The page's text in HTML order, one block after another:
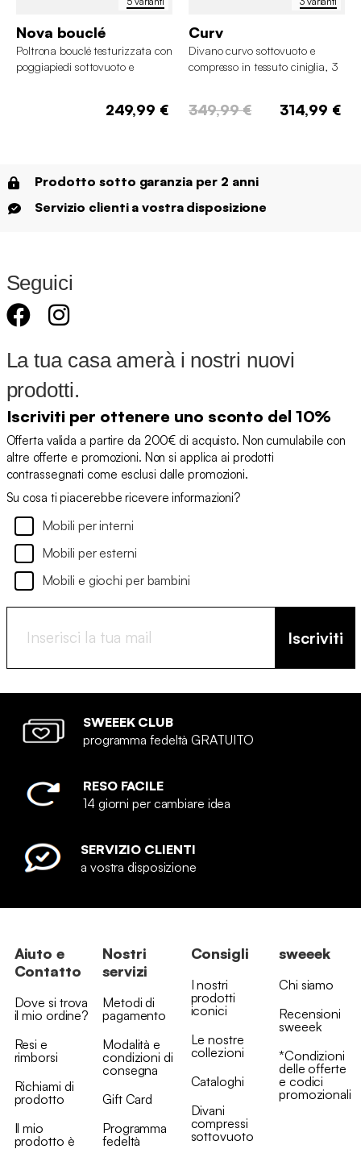
Nova bouclé
Poltrona bouclé testurizzata con
poggiapiedi sottovuoto e
249,99 €
Curv
Divano curvo sottovuoto e
compresso in tessuto ciniglia, 3
349,99 € 314,99 €
Prodotto sotto garanzia per 2 anni
Servizio clienti a vostra disposizione
Seguici
La tua casa amerà i nostri nuovi
prodotti.
Iscriviti per ottenere uno sconto del 10%
Offerta valida a partire da 200€ di acquisto. Non cumulabile con
altre offerte e promozioni. Non si applica ai prodotti
contrassegnati come esclusi dalle promozioni.
Su cosa ti piacerebbe ricevere informazioni?
Mobili per interni
Mobili per esterni
Mobili e giochi per bambini
Iscriviti
SWEEEK CLUB
programma fedeltà GRATUITO
RESO FACILE
14 giorni per cambiare idea
SERVIZIO CLIENTI
a vostra disposizione
Aiuto e
Contatto
Dove si trova
il mio ordine?
Resi e
rimborsi
Richiami di
prodotto
Il mio
prodotto è
Nostri
servizi
Metodi di
pagamento
Modalità e
condizioni di
consegna
Gift Card
Programma
fedeltà
Consigli
I nostri
prodotti
iconici
Le nostre
collezioni
Cataloghi
Divani
compressi
sottovuoto
sweeek
Chi siamo
Recensioni
sweeek
*Condizioni
delle offerte
e codici
promozionali